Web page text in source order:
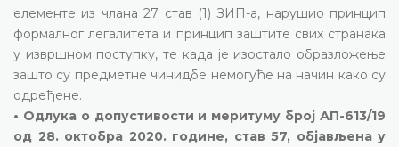
елементе из члана 27 став (1) ЗИП-а, нарушио принцип
формалног легалитета и принцип заштите свих странака
у извршном поступку, те када је изостало образложење
зашто су предметне чинидбе немогуће на начин како су
одређене.
• Одлука о допустивости и меритуму број АП-613/19
од 28. октобра 2020. године, став 57, објављена у